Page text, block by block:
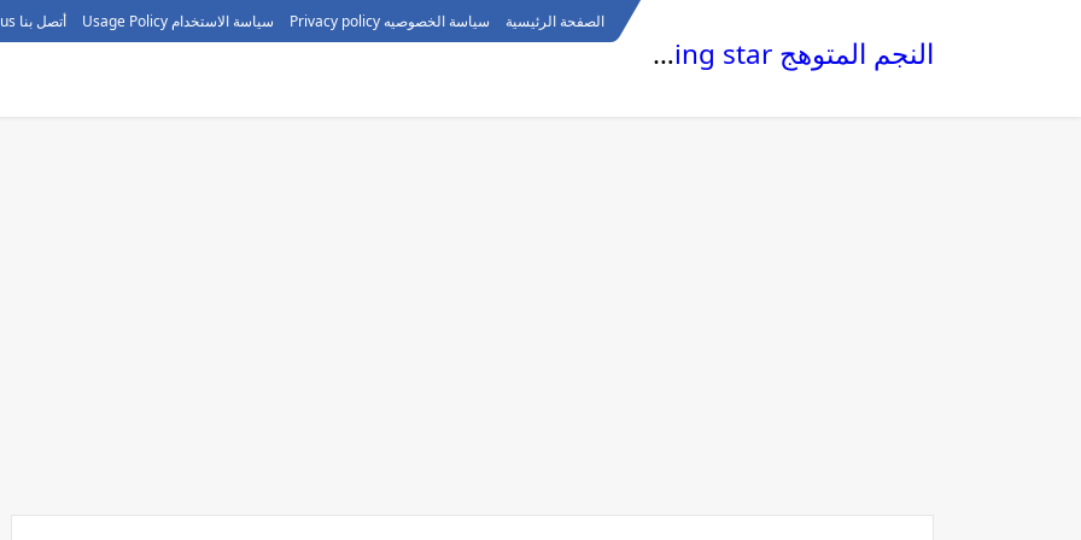
الصفحة الرئيسية سياسة الخصوصيه Privacy policy سياسة الاستخدام Usage Policy أتصل بنا call us
النجم المتوهج The glowing star